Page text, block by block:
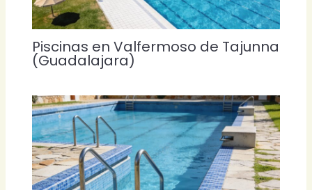
Piscinas en Valfermoso de Tajunna
(Guadalajara)